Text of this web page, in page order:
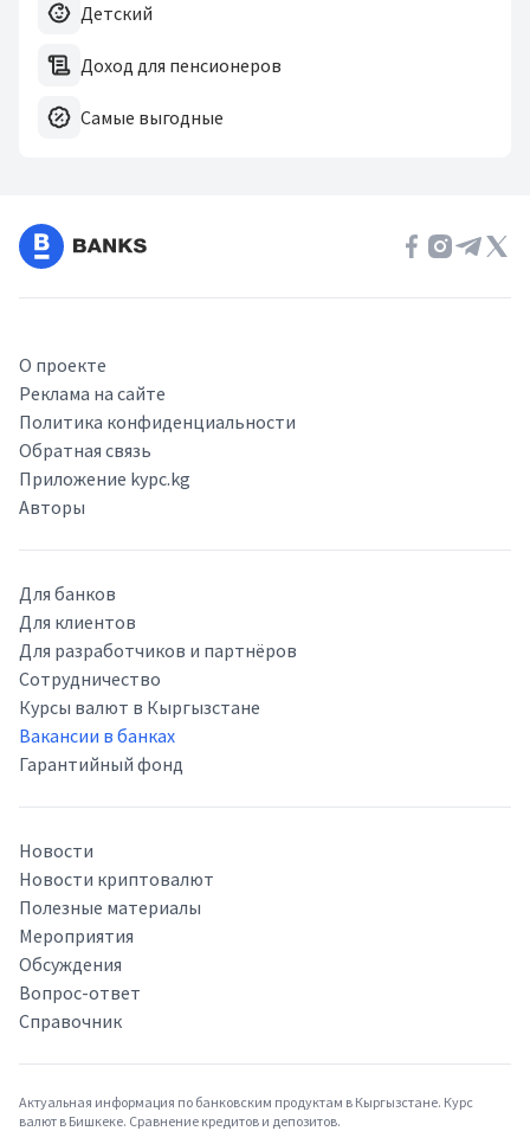
Детский
Доход для пенсионеров
Самые выгодные
О проекте
Реклама на сайте
Политика конфиденциальности
Обратная связь
Приложение kypc.kg
Авторы
Для банков
Для клиентов
Для разработчиков и партнёров
Сотрудничество
Курсы валют в Кыргызстане
Вакансии в банках
Гарантийный фонд
Новости
Новости криптовалют
Полезные материалы
Мероприятия
Обсуждения
Вопрос-ответ
Справочник
Актуальная информация по банковским продуктам в Кыргызстане. Курс
валют в Бишкеке. Сравнение кредитов и депозитов.